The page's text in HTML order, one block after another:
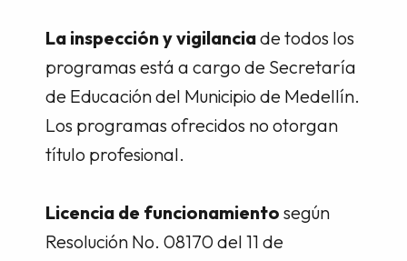
La inspección y vigilanciade todos los
programas está a cargo de Secretaría
de Educación del Municipio de Medellín.
Los programas ofrecidos no otorgan
título profesional.
Licencia de funcionamiento según
Resolución No. 08170 del 11 de